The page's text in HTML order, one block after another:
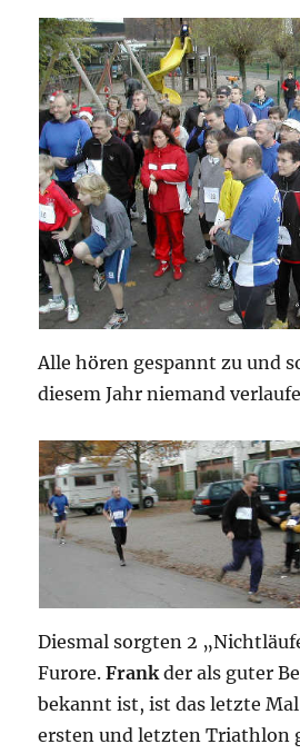
Alle hören gespannt zu und
diesem Jahr niemand
Diesmal sorgten 2
Furore.Frankder als guter
bekannt ist, ist das letzte
ersten und letzten Triathlon